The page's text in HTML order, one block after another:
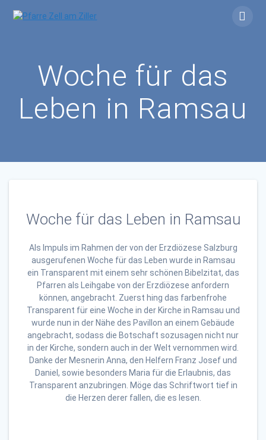
Woche für das
Leben in Ramsau
Woche für das Leben in Ramsau
Als Impuls im Rahmen der von der Erzdiözese Salzburg
ausgerufenen Woche für das Leben wurde in Ramsau
ein Transparent mit einem sehr schönen Bibelzitat, das
Pfarren als Leihgabe von der Erzdiözese anfordern
können, angebracht. Zuerst hing das farbenfrohe
Transparent für eine Woche in der Kirche in Ramsau und
wurde nun in der Nähe des Pavillon an einem Gebäude
angebracht, sodass die Botschaft sozusagen nicht nur
in der Kirche, sondern auch in der Welt vernommen wird.
Danke der Mesnerin Anna, den Helfern Franz Josef und
Daniel, sowie besonders Maria für die Erlaubnis, das
Transparent anzubringen. Möge das Schriftwort tief in
die Herzen derer fallen, die es lesen.